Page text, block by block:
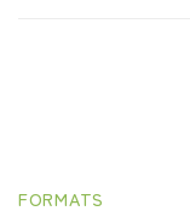
FORMATS